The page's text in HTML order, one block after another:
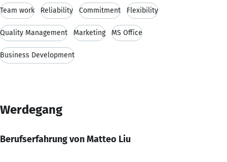
Team work Reliability Commitment Flexibility
Quality Management Marketing MS Office
Business Development
Werdegang
Berufserfahrung von Matteo Liu